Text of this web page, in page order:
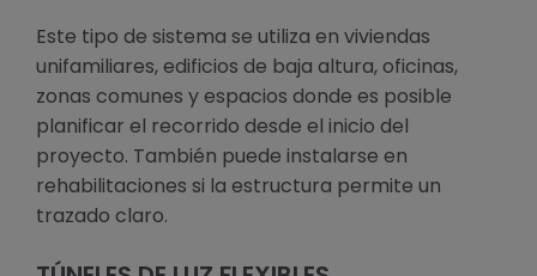
Este tipo de sistema se utiliza en viviendas
unifamiliares, edificios de baja altura, oficinas,
zonas comunes y espacios donde es posible
planificar el recorrido desde el inicio del
proyecto. También puede instalarse en
rehabilitaciones si la estructura permite un
trazado claro.